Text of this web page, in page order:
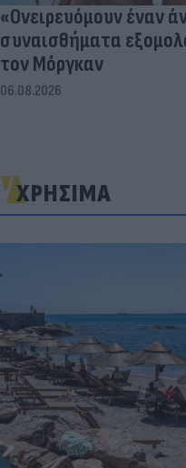
«Ονειρευόμουν έναν
συναισθήματα
τον Μόργκαν
06.08.2026
ΧΡΗΣΙΜΑ